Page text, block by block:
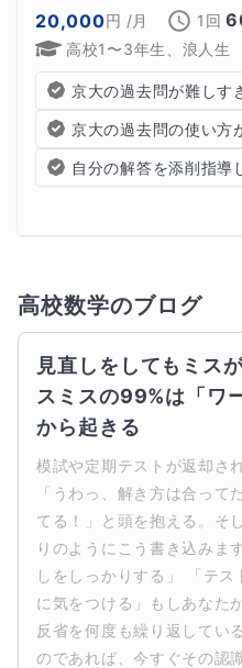
20,000円 /月 1回
高校1〜3年生、浪人生
京大の過去問が難しす
京大の過去問の使い方
自分の解答を添削指導
高校数学のブログ
見直しをしてもミス
スミスの99%は「ワ
から起きる
模試や定期テストが返却さ
「うわっ、解き方は合って
てる！」と頭を抱える。そ
りのようにこう書き込みま
しをしっかりする」 「テ
に気をつける」もしあなた
反省を何度も繰り返してい
のであれば、今すぐその認